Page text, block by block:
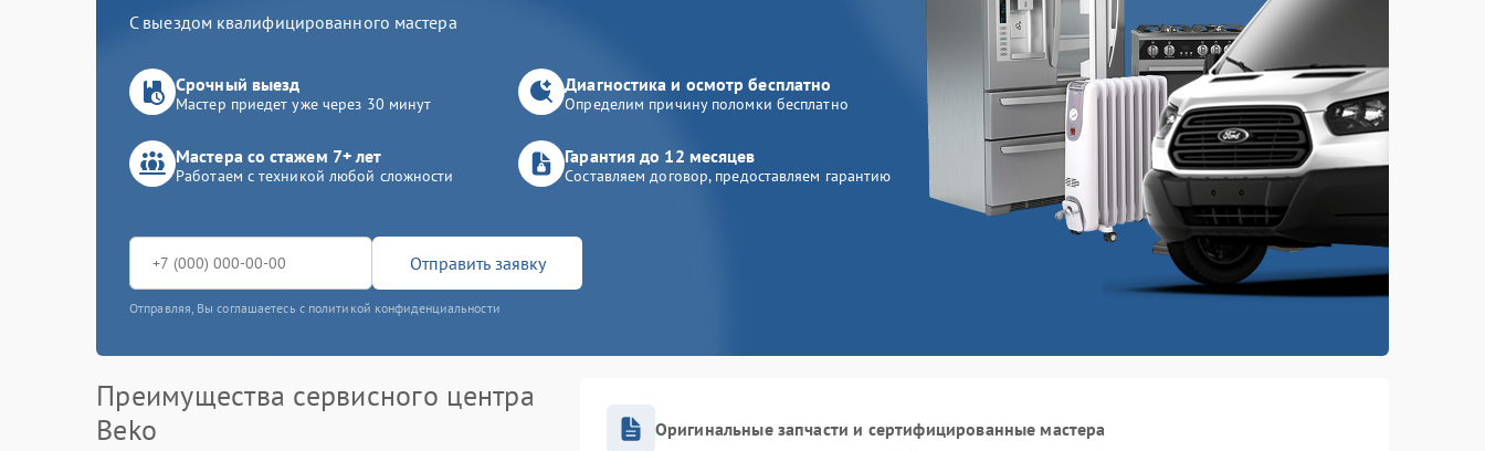
С выездом квалифицированного мастера
Срочный выезд
Мастер приедет уже через 30 минут
Диагностика и осмотр бесплатно
Определим причину поломки бесплатно
Мастера со стажем 7+ лет
Работаем с техникой любой сложности
Гарантия до 12 месяцев
Составляем договор, предоставляем гарантию
Отправить заявку
Отправляя, Вы соглашаетесь с политикой конфиденциальности
Преимущества сервисного центра
Beko
Оригинальные запчасти и сертифицированные мастера